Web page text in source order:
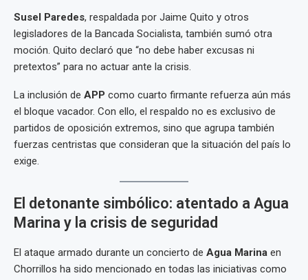
Susel Paredes, respaldada por Jaime Quito y otros
legisladores de la Bancada Socialista, también sumó otra
moción. Quito declaró que “no debe haber excusas ni
pretextos” para no actuar ante la crisis.
La inclusión de APP como cuarto firmante refuerza aún más
el bloque vacador. Con ello, el respaldo no es exclusivo de
partidos de oposición extremos, sino que agrupa también
fuerzas centristas que consideran que la situación del país lo
exige.
El detonante simbólico: atentado a Agua
Marina y la crisis de seguridad
El ataque armado durante un concierto de Agua Marina en
Chorrillos ha sido mencionado en todas las iniciativas como